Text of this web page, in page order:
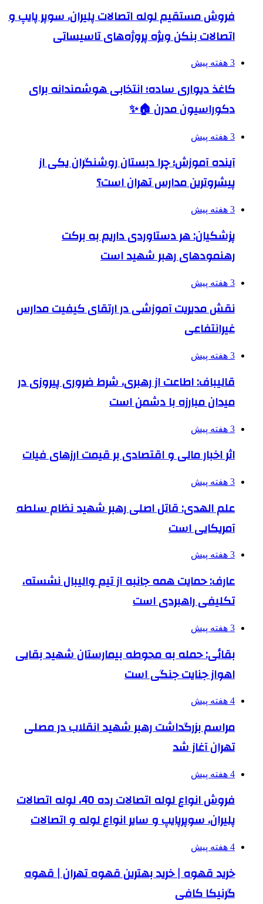
فروش مستقیم لوله اتصالات پلیران، سوپر پایپ و
اتصالات بنکن ویژه پروژه‌های تاسیساتی
3 هفته پیش
کاغذ دیواری ساده؛ انتخابی هوشمندانه برای
دکوراسیون مدرن 🏠✨
3 هفته پیش
آینده آموزش؛ چرا دبستان روشنگران یکی از
پیشروترین مدارس تهران است؟
3 هفته پیش
پزشکیان: هر دستاوردی داریم به برکت
رهنمودهای رهبر شهید است
3 هفته پیش
نقش مدیریت آموزشی در ارتقای کیفیت مدارس
غیرانتفاعی
3 هفته پیش
قالیباف: اطاعت از رهبری، شرط ضروری پیروزی در
میدان مبارزه با دشمن است
3 هفته پیش
اثر اخبار مالی و اقتصادی بر قیمت ارزهای فیات
3 هفته پیش
علم الهدی: قاتل اصلی رهبر شهید نظام سلطه
آمریکایی است
3 هفته پیش
عارف: حمایت همه جانبه از تیم والیبال نشسته،
تکلیفی راهبردی است
3 هفته پیش
بقائی: حمله به محوطه بیمارستان شهید بقایی
اهواز جنایت جنگی است
4 هفته پیش
مراسم بزرگداشت رهبر شهید انقلاب در مصلی
تهران آغاز شد
4 هفته پیش
فروش انواع لوله اتصالات رده 40، لوله اتصالات
پلیران، سوپرپایپ و سایر انواع لوله و اتصالات
4 هفته پیش
خرید قهوه | خرید بهترین قهوه تهران | قهوه
گرنیکا کافی